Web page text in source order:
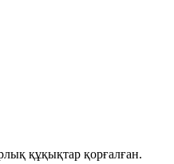
құқықтар қорғалған.